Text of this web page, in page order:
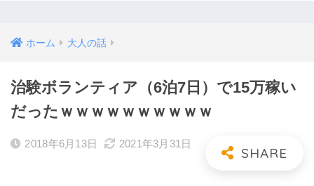
ホーム 大人の話
治験ボランティア（6泊7日）で15万稼い
だったｗｗｗｗｗｗｗｗｗｗ
2018年6月13日 2021年3月31日